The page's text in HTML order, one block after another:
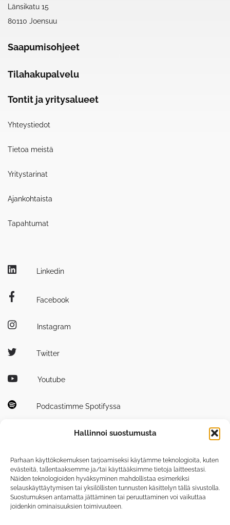
Hallinnoi suostumusta
Parhaan käyttökokemuksen tarjoamiseksi käytämme teknologioita, kuten
evästeitä, tallentaaksemme ja/tai käyttääksimme tietoja laitteestasi.
Näiden teknologioiden hyväksyminen mahdollistaa esimerkiksi
selauskäyttäytymisen tai yksilöllisten tunnusten käsittelyn tällä sivustolla.
Suostumuksen antamatta jättäminen tai peruuttaminen voi vaikuttaa
joidenkin ominaisuuksien toimivuuteen.
Länsikatu 15
80110 Joensuu
Saapumisohjeet
Tilahakupalvelu
Tontit ja yritysalueet
Yhteystiedot
Tietoa meistä
Yritystarinat
Ajankohtaista
Tapahtumat
Linkedin
Facebook
Instagram
Twitter
Youtube
Podcastimme Spotifyssa
Tutustu myös
tiedepuisto.fi
photonicscenter.fi